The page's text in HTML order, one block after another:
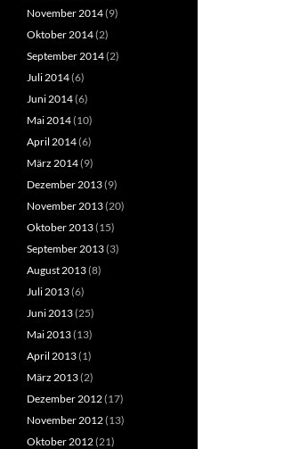
November 2014(9)
Oktober 2014(2)
September 2014(2)
Juli 2014(6)
Juni 2014(6)
Mai 2014(10)
April 2014(6)
März 2014(9)
Dezember 2013(9)
November 2013(20)
Oktober 2013(15)
September 2013(3)
August 2013(8)
Juli 2013(6)
Juni 2013(25)
Mai 2013(13)
April 2013(1)
März 2013(2)
Dezember 2012(17)
November 2012(13)
Oktober 2012(21)